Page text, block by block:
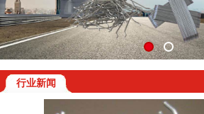
行业新闻